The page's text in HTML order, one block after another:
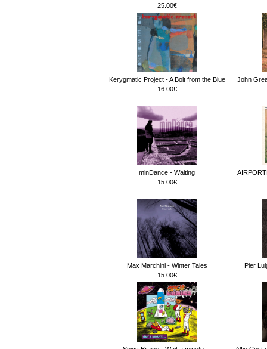
25.00€
Kerygmatic Project - A Bolt from the Blue
16.00€
John
minDance - Waiting
15.00€
Max Marchini - Winter Tales
15.00€
Pier